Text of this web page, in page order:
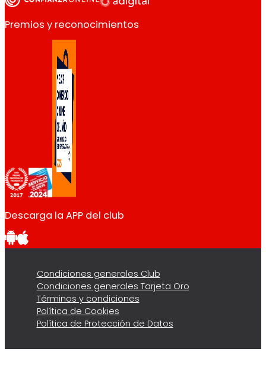
Premios y reconocimientos
Descarga la APP del club
Condiciones generales Club
Condiciones generales Tarjeta Oro
Términos y condiciones
Política de Cookies
Política de Protección de Datos